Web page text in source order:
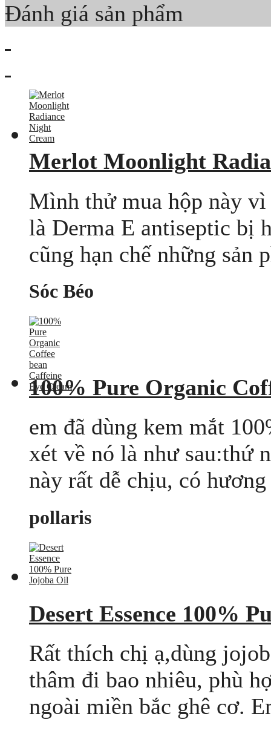
Đánh giá sản phẩm
Merlot Moonlight
Mình thử mua hộp này
là Derma E antiseptic bị
cũng hạn chế những sản
Sóc Béo
100% Pure Organic
em đã dùng kem mắt
xét về nó là như sau:thứ
này rất dễ chịu, có
pollaris
Desert Essence 100%
Rất thích chị ạ,dùng
thâm đi bao nhiêu, phù
ngoài miền bắc ghê cơ.